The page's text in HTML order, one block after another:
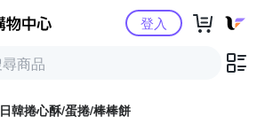
Yahoo購物中心登入
日韓捲心酥/蛋捲/棒棒餅